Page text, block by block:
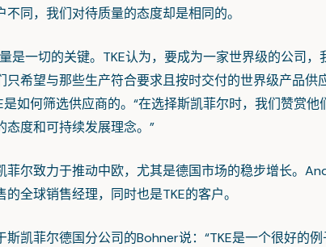
不同，我们对待质量的态度却是相同的。
一切的关键。TKE认为，要成为一家世界级的公司，
只希望与那些生产符合要求且按时交付的世界级产品供
是如何筛选供应商的。“在选择斯凯菲尔时，我们赞赏
态度和可持续发展理念。”
尔致力于推动中欧，尤其是德国市场的稳步增长。
的全球销售经理，同时也是TKE的客户。
菲尔德国分公司的Bohner说：“TKE是一个很好的例